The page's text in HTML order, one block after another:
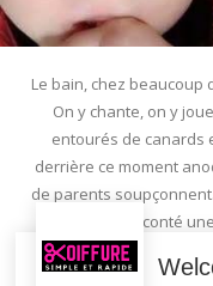
Le bain, chez beaucoup
On y chante, on y
entourés de canards
derrière ce moment
de parents
récemment raconté